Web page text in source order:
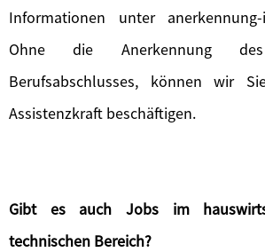
Informationen unter anerkennung-
Ohne die Anerkennung des
Berufsabschlusses, können wir
Assistenzkraft beschäftigen.
Gibt es auch Jobs im
technischen Bereich?